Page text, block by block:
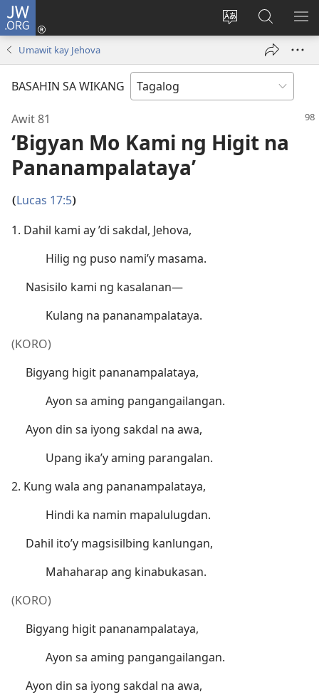
JW.ORG
Baguhin
ng
Mag-
log
bubukas
sa
JW.ORG
Umawit kay Jehova
BASAHIN SA WIKANG
Awit 81
‘Bigyan Mo Kami ng Higit na
Pananampalataya’
(Lucas 17:5)
1. Dahil kami ay ’di sakdal, Jehova,
Hilig ng puso nami’y masama.
Nasisilo kami ng kasalanan—
Kulang na pananampalataya.
(KORO)
Bigyang higit pananampalataya,
Ayon sa aming pangangailangan.
Ayon din sa iyong sakdal na awa,
Upang ika’y aming parangalan.
2. Kung wala ang pananampalataya,
Hindi ka namin mapalulugdan.
Dahil ito’y magsisilbing kanlungan,
Mahaharap ang kinabukasan.
(KORO)
Bigyang higit pananampalataya,
Ayon sa aming pangangailangan.
Ayon din sa iyong sakdal na awa,